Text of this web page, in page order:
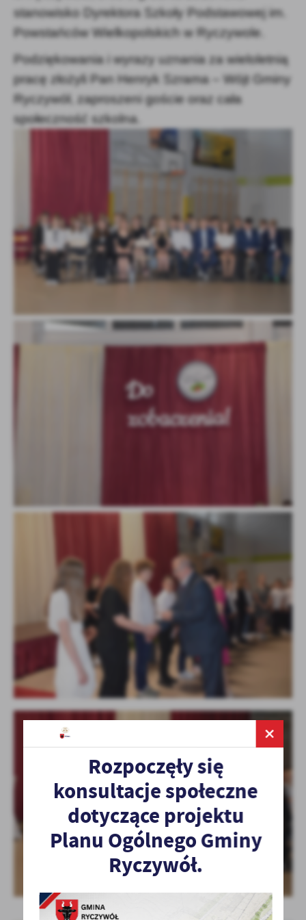
stanowisko Dyrektora Szkoły Podstawowej im.
Powstańców Wielkopolskich w Ryczywole.
Podziękowania i wyrazy uznania za wieloletnią
pracę złożyli Pan Henryk Szrama – Wójt Gminy
Ryczywół, zaproszeni goście oraz cała
społeczność szkolna.
Rozpoczęły się
konsultacje społeczne
dotyczące projektu
Planu Ogólnego Gminy
Ryczywół.